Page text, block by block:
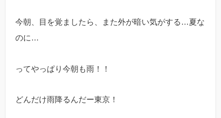
今朝、目を覚ましたら、また外が暗い気がする…夏な
のに…
ってやっぱり今朝も雨！！
どんだけ雨降るんだー東京！